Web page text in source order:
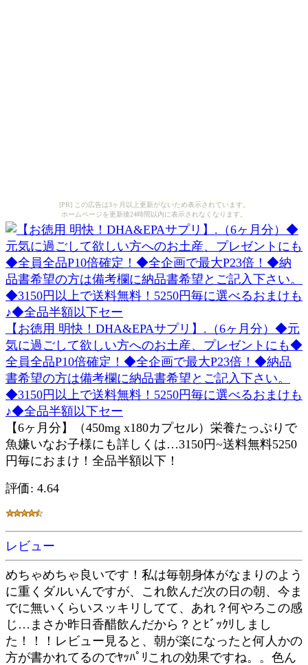
[PR] この広告は3ヶ月以上更新がないため表示されています。
ホームページを更新後24時間以内に表示されなくなります。
【お徳用 明快！DHA&EPAサプリ】.（6ヶ月分）◆元
気に過ごして欲しい方へのお土産、プレゼントにも◆
全員全品P10倍確定！◆全企画で最大P23倍！◆納品
書希望の方は備考欄に納品書希望とご記入下さい。
◆3150円以上で送料無料！5250円毎に選べるおまけも
♪◆全品半額以下セー
【6ヶ月分】（450mg x180カプセル）栄養たっぷりで
魚嫌いなお子様にも詳しくは…3150円~送料無料5250
円毎におまけ！全品半額以下！
評価: 4.64
レビュー
めちゃめちゃ良いです！私は毎朝身体がなまりのよう
に重くダルいんですが、これ飲んだ次の日の朝、今ま
でに無いくらいスッキリしてて、あれ？何やろこの感
じ…まさか昨日香醋飲んだから？とﾋﾞｯｸﾘしまし
た！！！レビュー見ると、朝が楽になったと何人かの
方が書かれてるのでﾔｯﾊﾟﾘこれの効果ですね。。色ん